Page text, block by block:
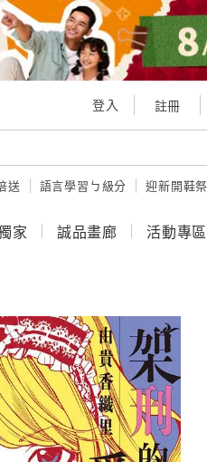
登入 註冊
送 語言學習ㄅ級分 迎新開鞋祭
家 誠品畫廊 活動專區